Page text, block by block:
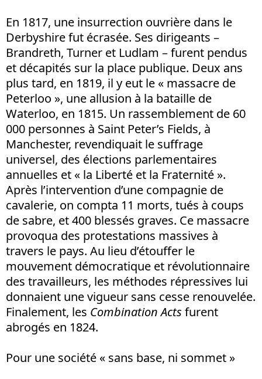
En 1817, une insurrection ouvrière dans le
Derbyshire fut écrasée. Ses dirigeants –
Brandreth, Turner et Ludlam – furent pendus
et décapités sur la place publique. Deux ans
plus tard, en 1819, il y eut le « massacre de
Peterloo », une allusion à la bataille de
Waterloo, en 1815. Un rassemblement de 60
000 personnes à Saint Peter’s Fields, à
Manchester, revendiquait le suffrage
universel, des élections parlementaires
annuelles et « la Liberté et la Fraternité ».
Après l’intervention d’une compagnie de
cavalerie, on compta 11 morts, tués à coups
de sabre, et 400 blessés graves. Ce massacre
provoqua des protestations massives à
travers le pays. Au lieu d’étouffer le
mouvement démocratique et révolutionnaire
des travailleurs, les méthodes répressives lui
donnaient une vigueur sans cesse renouvelée.
Finalement, les Combination Acts furent
abrogés en 1824.
Pour une société « sans base, ni sommet »